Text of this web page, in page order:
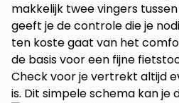
makkelijk twee vingers
geeft je de controle die je
ten koste gaat van het
de basis voor een fijne
Check voor je vertrekt altijd
is. Dit simpele schema kan je